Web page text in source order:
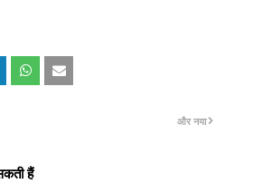
और नया
हैं